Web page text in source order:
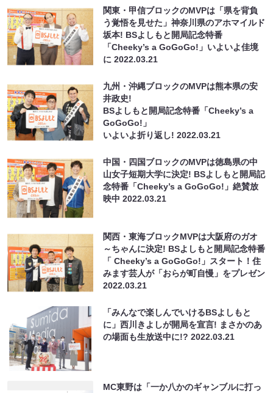
関東・甲信ブロックのMVPは「県を背負
う覚悟を見せた」神奈川県のアホマイルド
坂本! BSよしもと開局記念特番
「Cheeky’s a GoGoGo!」いよいよ佳境
に2022.03.21
九州・沖縄ブロックのMVPは熊本県の安
井政史!
BSよしもと開局記念特番「Cheeky’s a
GoGoGo!」
いよいよ折り返し!2022.03.21
中国・四国ブロックのMVPは徳島県の中
山女子短期大学に決定! BSよしもと開局記
念特番「Cheeky’s a GoGoGo!」絶賛放
映中2022.03.21
関西・東海ブロックMVPは大阪府のガオ
～ちゃんに決定! BSよしもと開局記念特番
「 Cheeky’s a GoGoGo!」スタート！住
みます芸人が「おらが町自慢」をプレゼン
2022.03.21
「みんなで楽しんでいけるBSよしもと
に」西川きよしが開局を宣言! まさかのあ
の場面も生放送中に!?2022.03.21
MC東野は「一か八かのギャンブルに打っ